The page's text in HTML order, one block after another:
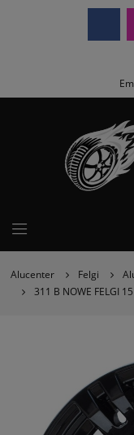
Alucenter Felgi
311 B NOWE FELGI